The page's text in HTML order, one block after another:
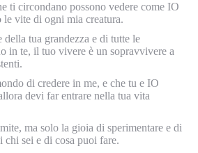
ti circondano possono vedere come IO
vite di ogni mia creatura.
della tua grandezza e di tutte le
in te, il tuo vivere è un sopravvivere a
di credere in me, e che tu e IO
devi far entrare nella tua vita
ma solo la gioia di sperimentare e di
chi sei e di cosa puoi fare.